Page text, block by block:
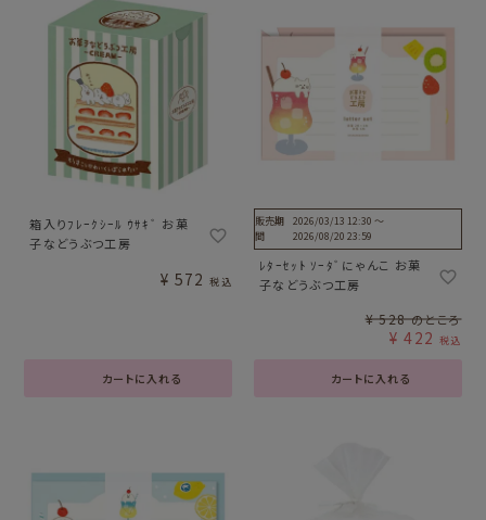
箱入りﾌﾚｰｸｼｰﾙ ｳｻｷﾞ お菓
子などうぶつ工房
カートに入れる
¥ 572 税込
販売期
間
2026/03/13 12:30 〜
2026/08/20 23:59
ﾚﾀｰｾｯﾄ ｿｰﾀﾞにゃんこ お菓
子などうぶつ工房
カートに入れる
¥ 528 のところ
¥ 422 税込